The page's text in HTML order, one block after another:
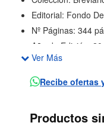
Editorial: Fondo
Nº Páginas: 344
Año de Edición:
La teoría de
sangre y el
fuentes; Thomas
Ver Más
Recibe ofertas
Productos